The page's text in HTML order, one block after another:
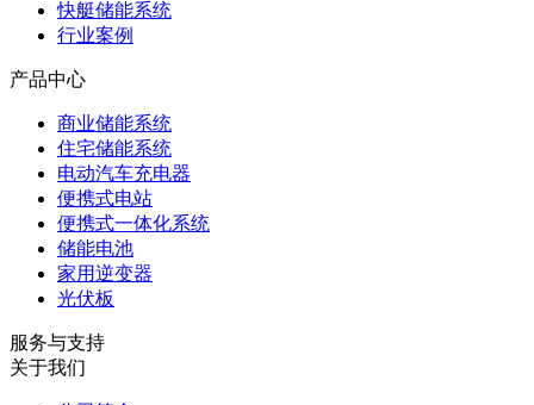
快艇储能系统
行业案例
产品中心
商业储能系统
住宅储能系统
电动汽车充电器
便携式电站
便携式一体化系统
储能电池
家用逆变器
光伏板
服务与支持
关于我们